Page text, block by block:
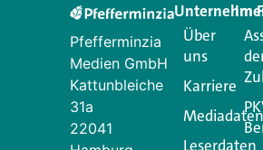
Pfefferminzia
Medien GmbH
Kattunbleiche
31a
22041
Über
uns
Karriere
Leserdaten
Im